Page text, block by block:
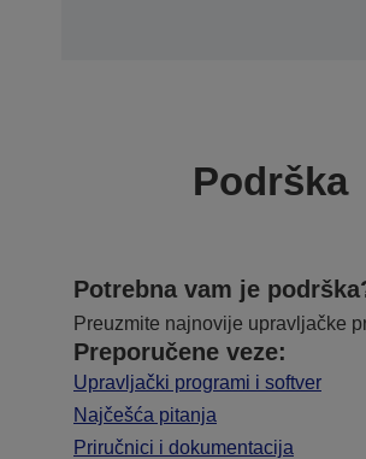
Podrška
Potrebna vam je
Preuzmite najnovije upravljačke
Preporučene veze:
Upravljački programi i softver
Najčešća pitanja
Priručnici i dokumentacija